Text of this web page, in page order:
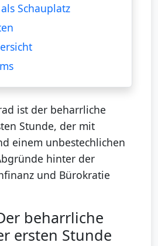
Schauplatz
ist der beharrliche
Stunde, der mit
einem unbestechlichen
hinter der
und Bürokratie
beharrliche
ersten Stunde